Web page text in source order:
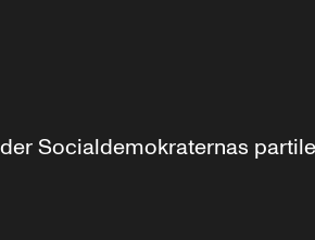
Socialdemokraternas